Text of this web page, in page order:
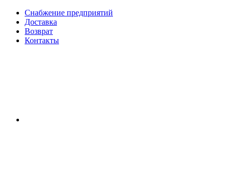
Снабжение предприятий
Доставка
Возврат
Контакты